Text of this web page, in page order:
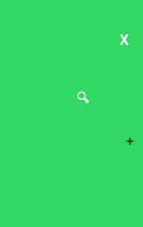
X
+